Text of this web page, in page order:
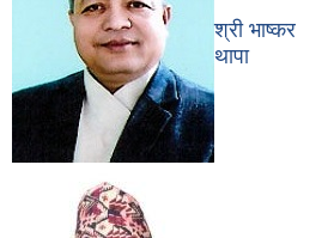
श्री भाष्कर
थापा